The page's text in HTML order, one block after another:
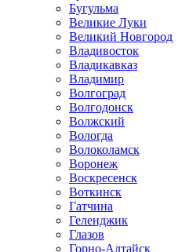
Бугульма
Великие Луки
Великий Новгород
Владивосток
Владикавказ
Владимир
Волгоград
Волгодонск
Волжский
Вологда
Волоколамск
Воронеж
Воскресенск
Воткинск
Гатчина
Геленджик
Глазов
Горно-Алтайск